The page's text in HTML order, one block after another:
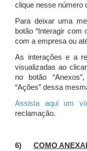
clique nesse número
Para deixar uma
botão “Interagir com
com a empresa ou
As interações e a
visualizadas ao
no botão
“Ações” dessa
Assista aqui um
reclamação.
6) COMO